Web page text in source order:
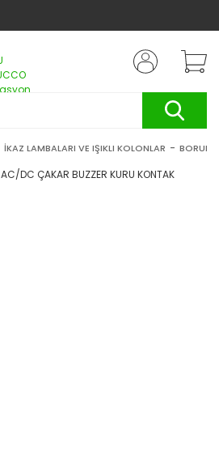
İKAZ LAMBALARI VE IŞIKLI KOLONLAR BORULU